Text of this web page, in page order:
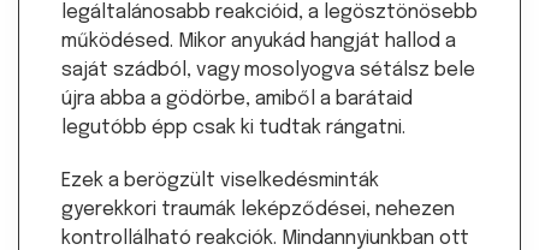
legáltalánosabb reakcióid, a legösztönösebb
működésed. Mikor anyukád hangját hallod a
saját szádból, vagy mosolyogva sétálsz bele
újra abba a gödörbe, amiből a barátaid
legutóbb épp csak ki tudtak rángatni.
Ezek a berögzült viselkedésminták
gyerekkori traumák leképződései, nehezen
kontrollálható reakciók. Mindannyiunkban ott